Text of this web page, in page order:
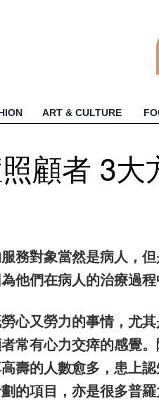
ART & CULTURE
顧者 3大
務對象當然是病人，
他們在病人的治療過程
心又勞力的事情，尤
常有心力交瘁的感覺
壽的人數愈多，患上
的項目，亦是很多普羅